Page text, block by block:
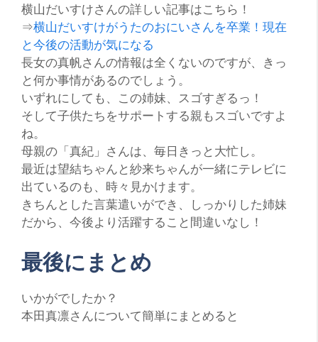
横山だいすけさんの詳しい記事はこちら！
⇒横山だいすけがうたのおにいさんを卒業！現在
と今後の活動が気になる
長女の真帆さんの情報は全くないのですが、きっ
と何か事情があるのでしょう。
いずれにしても、この姉妹、 スゴすぎるっ！
そして子供たちをサポートする親もスゴいですよ
ね。
母親の 「真紀」 さんは、毎日きっと大忙し。
最近は望結ちゃんと紗来ちゃんが一緒にテレビに
出ているのも、時々見かけます。
きちんとした言葉遣いができ、しっかりした姉妹
だから、今後より活躍すること間違いなし！
最後にまとめ
いかがでしたか？
本田真凛さんについて簡単にまとめると